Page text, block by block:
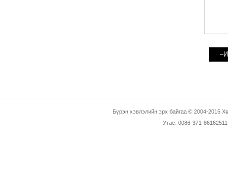
Бүрэн хэвлэлийн эрх байгаа © 2004-2015
Утас: 0086-371-